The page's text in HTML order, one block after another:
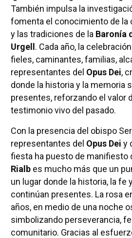
También impulsa la
fomenta el conocimiento de la
y las tradiciones de la Baronía
Urgell. Cada año, la
fieles, caminantes, familias,
representantes del Opus Dei,
donde la historia y la memoria
presentes, reforzando el valor
testimonio vivo del pasado.
Con la presencia del obispo
representantes del Opus Dei y
fiesta ha puesto de manifiesto
Rialbes mucho más que un
un lugar donde la historia, la fe
continúan presentes. La rosa
años, en medio de una noche
simbolizando perseverancia,
comunitario. Gracias al